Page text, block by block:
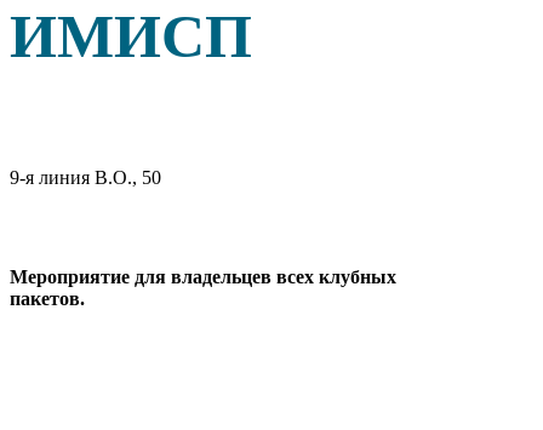
ИМИСП
9-я линия В.О., 50
Мероприятие для владельцев всех клубных
пакетов.